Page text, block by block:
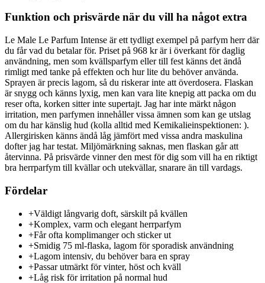
Funktion och prisvärde när du vill ha något extra
Le Male Le Parfum Intense är ett tydligt exempel på parfym herr där
du får vad du betalar för. Priset på 968 kr är i överkant för daglig
användning, men som kvällsparfym eller till fest känns det ändå
rimligt med tanke på effekten och hur lite du behöver använda.
Sprayen är precis lagom, så du riskerar inte att överdosera. Flaskan
är snygg och känns lyxig, men kan vara lite knepig att packa om du
reser ofta, korken sitter inte supertajt. Jag har inte märkt någon
irritation, men parfymen innehåller vissa ämnen som kan ge utslag
om du har känslig hud (kolla alltid med Kemikalieinspektionen: ).
Allergirisken känns ändå låg jämfört med vissa andra maskulina
dofter jag har testat. Miljömärkning saknas, men flaskan går att
återvinna. På prisvärde vinner den mest för dig som vill ha en riktigt
bra herrparfym till kvällar och utekvällar, snarare än till vardags.
Fördelar
+Väldigt långvarig doft, särskilt på kvällen
+Komplex, varm och elegant herrparfym
+Får ofta komplimanger och sticker ut
+Smidig 75 ml-flaska, lagom för sporadisk användning
+Lagom intensiv, du behöver bara en spray
+Passar utmärkt för vinter, höst och kväll
+Låg risk för irritation på normal hud